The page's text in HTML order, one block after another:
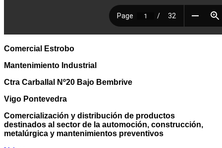
Comercial Estrobo
Mantenimiento Industrial
Ctra Carballal Nº20 Bajo Bembrive
Vigo Pontevedra
Comercialización y distribución de productos
destinados al sector de la automoción, construcción,
metalúrgica y mantenimientos preventivos